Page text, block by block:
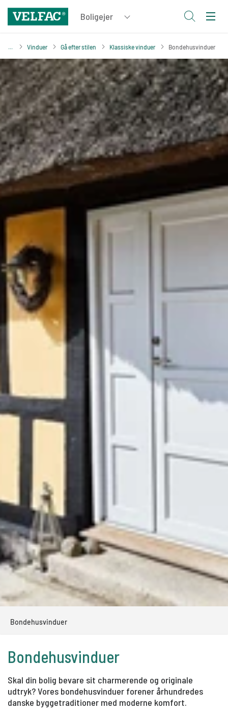
Vinduer Gå efter stilen Klassiske vinduer Bondehusvinduer
Bondehusvinduer
Bondehusvinduer
Skal din bolig bevare sit charmerende og originale
udtryk? Vores bondehusvinduer forener århundredes
danske byggetraditioner med moderne komfort.